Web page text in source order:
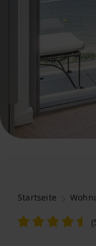
Startseite
(